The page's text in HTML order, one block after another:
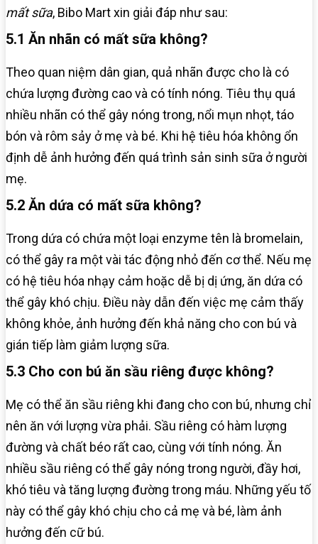
mất sữa, Bibo Mart xin giải đáp như sau:
5.1 Ăn nhãn có mất sữa không?
Theo quan niệm dân gian, quả nhãn được cho là có
chứa lượng đường cao và có tính nóng. Tiêu thụ quá
nhiều nhãn có thể gây nóng trong, nổi mụn nhọt, táo
bón và rôm sảy ở mẹ và bé. Khi hệ tiêu hóa không ổn
định dễ ảnh hưởng đến quá trình sản sinh sữa ở người
mẹ.
5.2 Ăn dứa có mất sữa không?
Trong dứa có chứa một loại enzyme tên là bromelain,
có thể gây ra một vài tác động nhỏ đến cơ thể. Nếu mẹ
có hệ tiêu hóa nhạy cảm hoặc dễ bị dị ứng, ăn dứa có
thể gây khó chịu. Điều này dẫn đến việc mẹ cảm thấy
không khỏe, ảnh hưởng đến khả năng cho con bú và
gián tiếp làm giảm lượng sữa.
5.3 Cho con bú ăn sầu riêng được không?
Mẹ có thể ăn sầu riêng khi đang cho con bú, nhưng chỉ
nên ăn với lượng vừa phải. Sầu riêng có hàm lượng
đường và chất béo rất cao, cùng với tính nóng. Ăn
nhiều sầu riêng có thể gây nóng trong người, đầy hơi,
khó tiêu và tăng lượng đường trong máu. Những yếu tố
này có thể gây khó chịu cho cả mẹ và bé, làm ảnh
hưởng đến cữ bú.